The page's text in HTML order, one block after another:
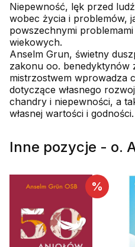
Niepewność, lęk przed
wobec życia i problemów,
powszechnymi
wiekowych.
Anselm Grun, świetny
zakonu oo. benedyktynów
mistrzostwem wprowadza
dotyczące własnego
chandry i niepewności, a
własnej wartości i godności.
Inne pozycje - o.
%